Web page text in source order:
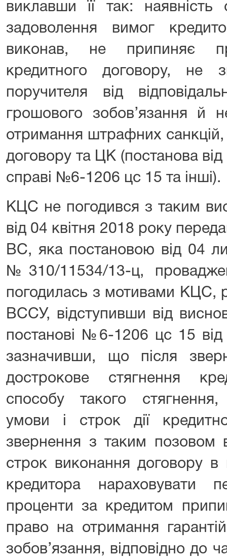
виклавши її так:
задоволення вимог
виконав, не припиняє
кредитного договору, не
поручителя від
грошового зобов’язання й
отримання штрафних
договору та ЦК (постанова
справі №6-1206 цс 15 та інші).
КЦС не погодився з таким
від 04 квітня 2018 року
ВС, яка постановою від 04
№310/11534/13-ц,
погодилась з мотивами КЦС,
ВССУ, відступивши від
постанові №6-1206 цс 15
зазначивши, що після
дострокове стягнення
способу такого
умови і строк дії
звернення з таким позовом
строк виконання договору
кредитора нараховувати
проценти за кредитом
право на отримання
зобов’язання, відповідно до